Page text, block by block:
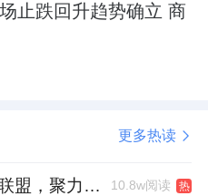
止跌回升趋势确立 商
更多热读
爱琴海集团携手百佳联盟，聚力共拓存量商业新赛道 10.8w阅读 热